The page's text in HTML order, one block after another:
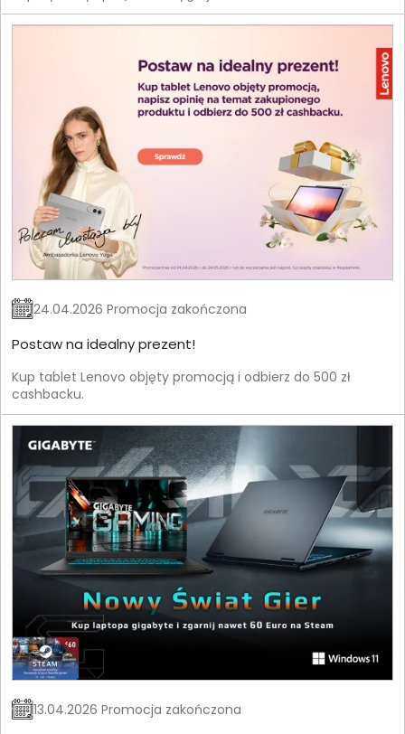
24.04.2026 Promocja zakończona
Postaw na idealny prezent!
Kup tablet Lenovo objęty promocją i odbierz do 500 zł
cashbacku.
13.04.2026 Promocja zakończona